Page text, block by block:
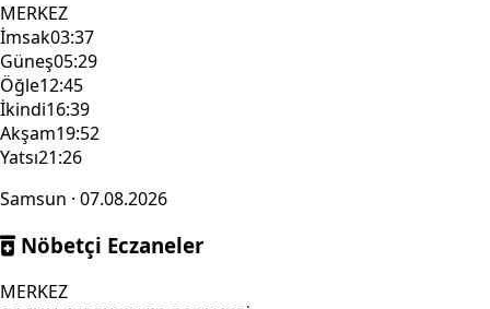
MERKEZ
İmsak03:37
Güneş05:29
Öğle12:45
İkindi16:39
Akşam19:52
Yatsı21:26
Samsun · 07.08.2026
Nöbetçi Eczaneler
MERKEZ